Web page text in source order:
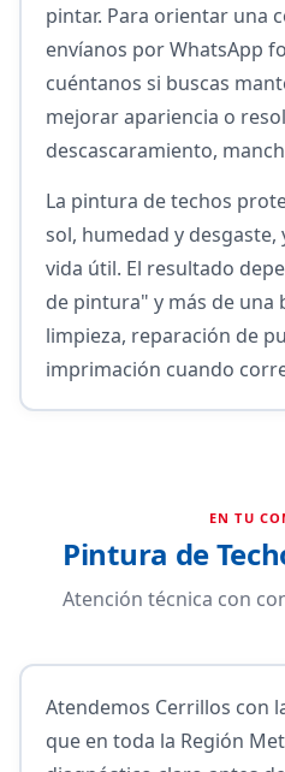
pintar. Para orientar una
envíanos por WhatsApp
cuéntanos si buscas
mejorar apariencia o
descascaramiento,
La pintura de techos
sol, humedad y
vida útil. El resultado
de pintura" y más de una
limpieza, reparación de
imprimación cuando
EN TU
Pintura de
Atención técnica con
Atendemos Cerrillos con
que en toda la Región